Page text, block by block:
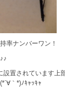
率ナンバーワン！
設置されています上
｀*)ﾉｷｬｯｷｬ